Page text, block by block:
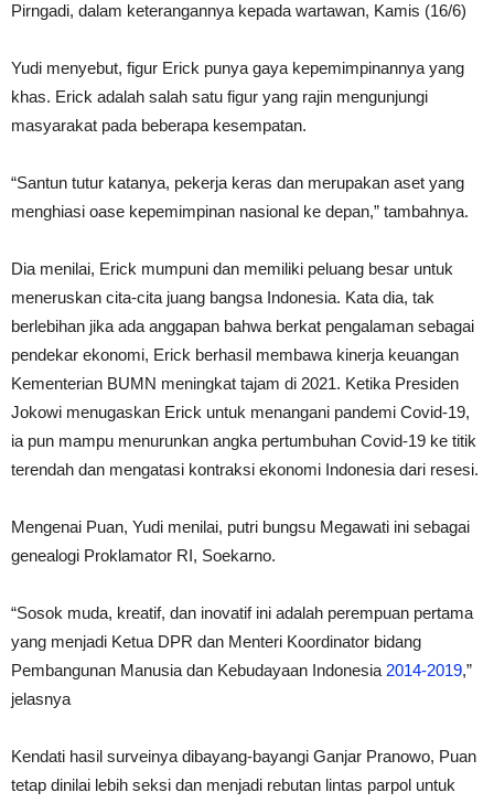
Pirngadi, dalam keterangannya kepada wartawan, Kamis (16/6)
Yudi menyebut, figur Erick punya gaya kepemimpinannya yang
khas. Erick adalah salah satu figur yang rajin mengunjungi
masyarakat pada beberapa kesempatan.
“Santun tutur katanya, pekerja keras dan merupakan aset yang
menghiasi oase kepemimpinan nasional ke depan,” tambahnya.
Dia menilai, Erick mumpuni dan memiliki peluang besar untuk
meneruskan cita-cita juang bangsa Indonesia. Kata dia, tak
berlebihan jika ada anggapan bahwa berkat pengalaman sebagai
pendekar ekonomi, Erick berhasil membawa kinerja keuangan
Kementerian BUMN meningkat tajam di 2021. Ketika Presiden
Jokowi menugaskan Erick untuk menangani pandemi Covid-19,
ia pun mampu menurunkan angka pertumbuhan Covid-19 ke titik
terendah dan mengatasi kontraksi ekonomi Indonesia dari resesi.
Mengenai Puan, Yudi menilai, putri bungsu Megawati ini sebagai
genealogi Proklamator RI, Soekarno.
“Sosok muda, kreatif, dan inovatif ini adalah perempuan pertama
yang menjadi Ketua DPR dan Menteri Koordinator bidang
Pembangunan Manusia dan Kebudayaan Indonesia 2014-2019,”
jelasnya
Kendati hasil surveinya dibayang-bayangi Ganjar Pranowo, Puan
tetap dinilai lebih seksi dan menjadi rebutan lintas parpol untuk